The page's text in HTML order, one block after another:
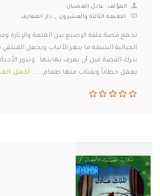
المؤلف: عادل الغضبان
الطبعة الثالثة والعشرون _ دار المعارف
تجمع قصة علقة الإصبع بين المتعة والإثارة
الخيالية الشيقة ما يبهر الألباب ويجعل
يترك القصة قبل أن يعرف نهايتها . وتدور
يعمل حطاباً ويقتات منها طعام... ... أكمل